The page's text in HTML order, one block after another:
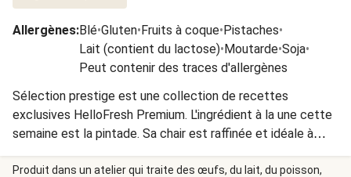
Allergènes:Blé•Gluten•Fruits à coque•Pistaches•
Lait (contient du lactose)•Moutarde•Soja•
Peut contenir des traces d'allergènes
Sélection prestige est une collection de recettes
exclusives HelloFresh Premium. L'ingrédient à la une cette
semaine est la pintade. Sa chair est raffinée et idéale à
préparer à la poêle ou au four.
Produit dans un atelier qui traite des œufs, du lait, du poisson,